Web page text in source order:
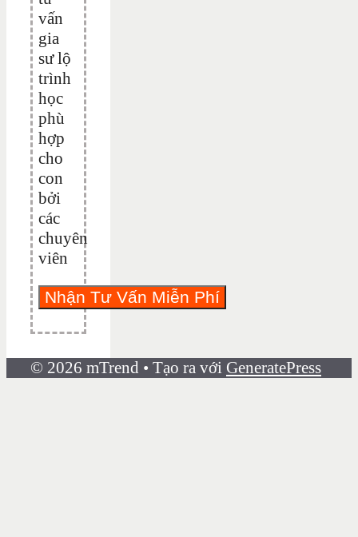
vấn
gia
sư lộ
trình
học
phù
hợp
cho
con
bởi
các
chuyên
viên
© 2026 mTrend • Tạo ra với GeneratePress